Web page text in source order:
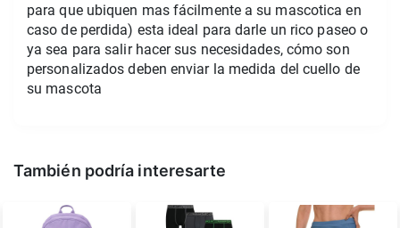
para que ubiquen mas fácilmente a su mascotica en
caso de perdida) esta ideal para darle un rico paseo o
ya sea para salir hacer sus necesidades, cómo son
personalizados deben enviar la medida del cuello de
su mascota
También podría interesarte